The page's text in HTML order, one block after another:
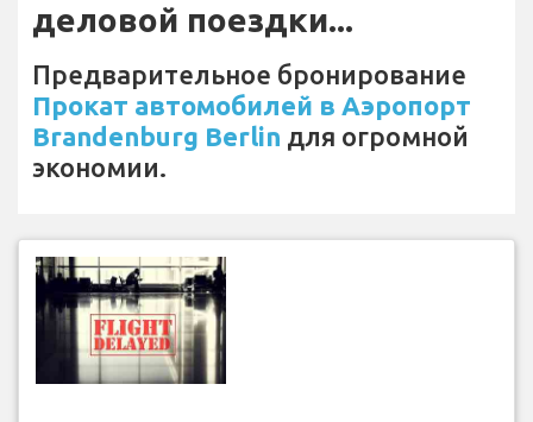
деловой поездки...
Предварительное бронирование
Прокат автомобилей в Аэропорт
Brandenburg Berlin для огромной
экономии.